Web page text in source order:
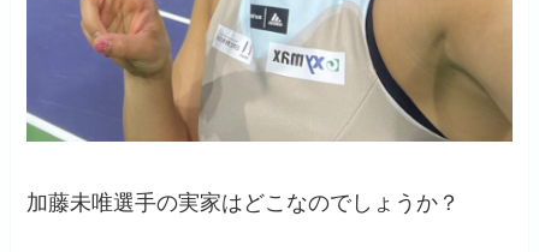
加藤未唯選手の実家はどこなのでしょうか？